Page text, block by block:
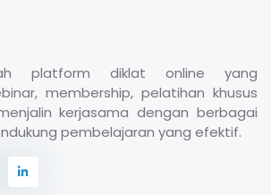
platform diklat online yang
membership, pelatihan khusus
kerjasama dengan berbagai
pembelajaran yang efektif.